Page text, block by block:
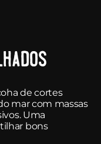
de cortes
mar com massas
Uma
bons